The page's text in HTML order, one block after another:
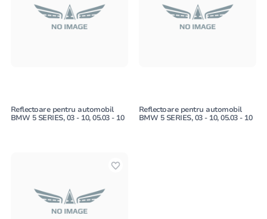
Reflectoare pentru automobil
BMW 5 SERIES, 03 - 10, 05.03 - 10
Reflectoare pentru automobil
BMW 5 SERIES, 03 - 10, 05.03 - 10